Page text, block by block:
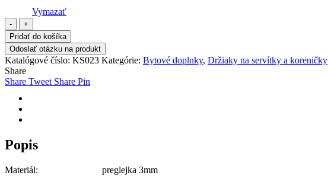
Vymazať
množstvo
Drevený
stojan
na
servítky
–
praktický
a
nadčasový
Pridať do košíka
Odoslať otázku na produkt
Katalógové číslo: KS023 Kategórie: Bytové doplnky, Držiaky na servítky a koreničky
Share
Share Tweet Share Pin
Popis
Materiál: preglejka 3mm